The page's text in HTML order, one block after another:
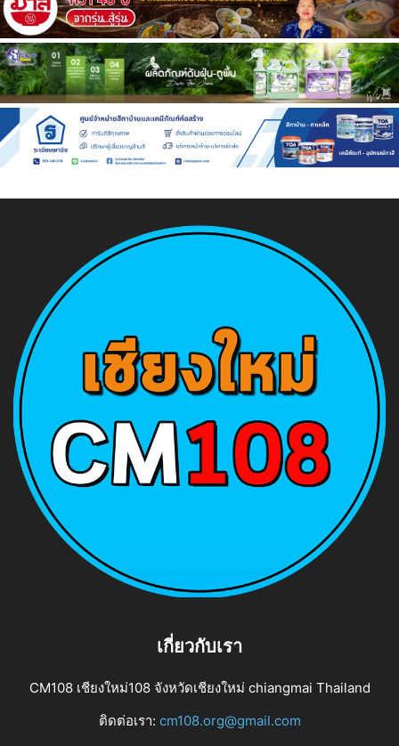
เกี่ยวกับเรา
CM108 เชียงใหม่108 จังหวัดเชียงใหม่ chiangmai Thailand
ติดต่อเรา: cm108.org@gmail.com